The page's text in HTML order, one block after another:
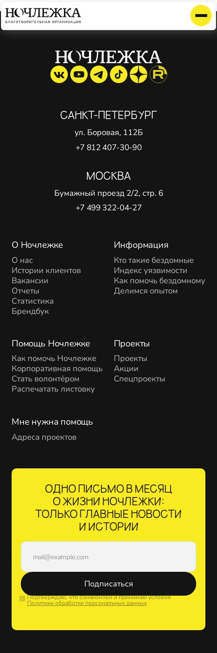
Элемент не найден!
О Ночлежке
О нас
Истории клиентов
Вакансии
Отчеты
Статистика
Брендбук
Помощь Ночлежке
Как помочь Ночлежке
Корпоративная помощь
Стать волонтёром
Распечатать листовку
Проекты
Проекты
Акции
Спецпроекты
Информация
Кто такие бездомные
Индекс уязвимости
Как помочь бездомному
Делимся опытом
Мне нужна помощь
Адреса проектов
САНКТ-ПЕТЕРБУРГ
ул. Боровая, 112Б
+7 812 407-30-90
МОСКВА
Бумажный проезд 2/2, стр. 6
+7 499 322-04-27
ОДНО ПИСЬМО В МЕСЯЦ
О ЖИЗНИ НОЧЛЕЖКИ:
ТОЛЬКО ГЛАВНЫЕ НОВОСТИ
И ИСТОРИИ
Подписаться
Подтверждаю, что ознакомлен и принимаю условия
Политики обработки персональных данных